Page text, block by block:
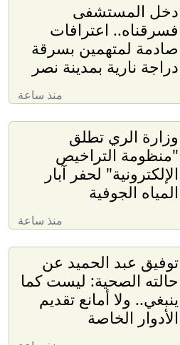
دخل المستشفى
فسرقناه.. اعترافات
صادمة لمتهمين بسرقة
دراجة نارية بمدينة نصر
منذ ساعة
وزارة الري تطلق
"منظومة التراخيص
الإلكترونية" لحفر آبار
المياه الجوفية
منذ ساعة
توفيق عبد الحميد عن
حالته الصحية: ليست كما
ينبغي.. ولا أمانع تقديم
الأدوار الخاصة